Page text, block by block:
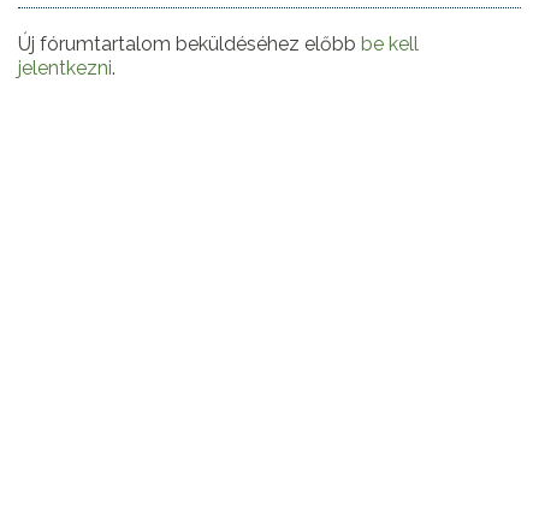
Új fórumtartalom beküldéséhez előbb be kell
jelentkezni.